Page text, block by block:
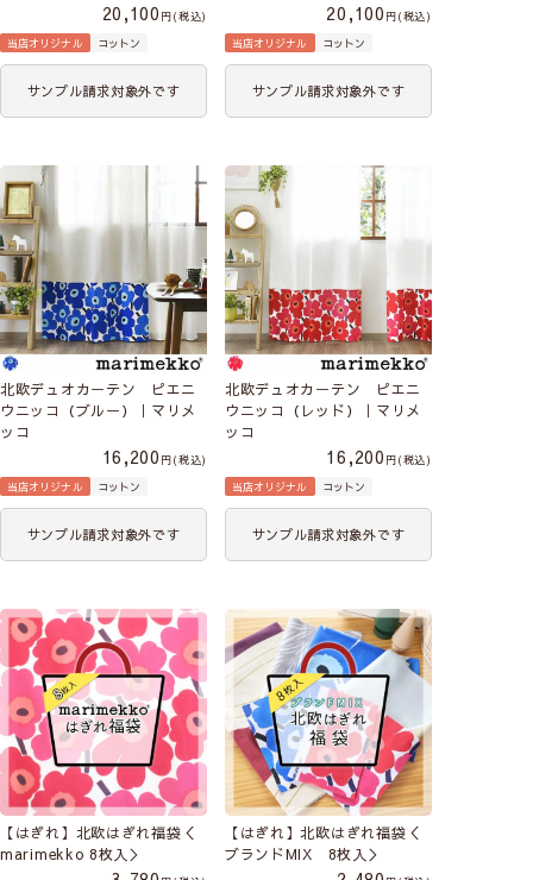
20,100
税込
当店オリジナル
コットン
サンプル請求対象外です
20,100
税込
当店オリジナル
コットン
サンプル請求対象外です
北欧デュオカーテン ピエニ
ウニッコ（ブルー）｜マリメ
ッコ
16,200
税込
当店オリジナル
コットン
サンプル請求対象外です
北欧デュオカーテン ピエニ
ウニッコ（レッド）｜マリメ
ッコ
16,200
税込
当店オリジナル
コットン
サンプル請求対象外です
【はぎれ】北欧はぎれ福袋＜
marimekko 8枚入＞
【はぎれ】北欧はぎれ福袋＜
ブランドMIX 8枚入＞